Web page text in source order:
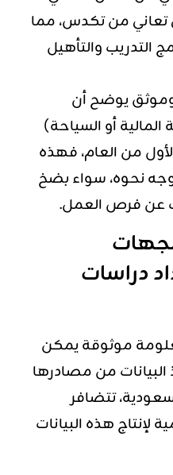
تعاني من تكدس، مما
التدريب والتأهيل
يوضح أن
أو السياحة)
الأول من العام، فهذه
نحوه، سواء بضخ
عن فرص العمل.
دراسات
موثوقة يمكن
البيانات من مصادرها
تتضافر
هذه البيانات